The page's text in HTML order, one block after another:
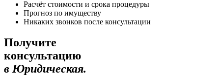
Расчёт стоимости и срока процедуры
Прогноз по имуществу
Никаких звонков после консультации
Получите
консультацию
в Юридическая.